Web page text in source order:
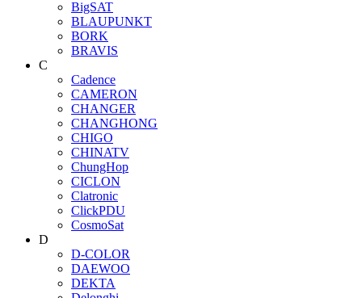
BigSAT
BLAUPUNKT
BORK
BRAVIS
C
Cadence
CAMERON
CHANGER
CHANGHONG
CHIGO
CHINATV
ChungHop
CICLON
Clatronic
ClickPDU
CosmoSat
D
D-COLOR
DAEWOO
DEKTA